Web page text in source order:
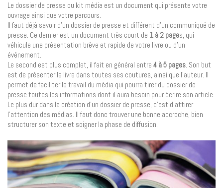
Le dossier de presse ou kit média est un document qui présente votre
ouvrage ainsi que votre parcours.
Il faut déjà savoir d’un dossier de presse et différent d’un communiqué de
presse. Ce dernier est un document très court de 1 à 2 pages, qui
véhicule une présentation brève et rapide de votre livre ou d’un
événement.
Le second est plus complet, il fait en général entre 4 à 5 pages. Son but
est de présenter le livre dans toutes ses coutures, ainsi que l’auteur. Il
permet de faciliter le travail du média qui pourra tirer du dossier de
presse toutes les informations dont il aura besoin pour écrire son article.
Le plus dur dans la création d’un dossier de presse, c’est d’attirer
l’attention des médias. Il faut donc trouver une bonne accroche, bien
structurer son texte et soigner la phase de diffusion.